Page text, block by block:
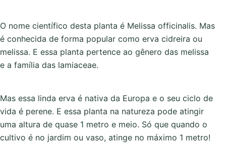
O nome científico desta planta é Melissa officinalis. Mas
é conhecida de forma popular como erva cidreira ou
melissa. E essa planta pertence ao gênero das melissa
e a família das lamiaceae.
Mas essa linda erva é nativa da Europa e o seu ciclo de
vida é perene. E essa planta na natureza pode atingir
uma altura de quase 1 metro e meio. Só que quando o
cultivo é no jardim ou vaso, atinge no máximo 1 metro!